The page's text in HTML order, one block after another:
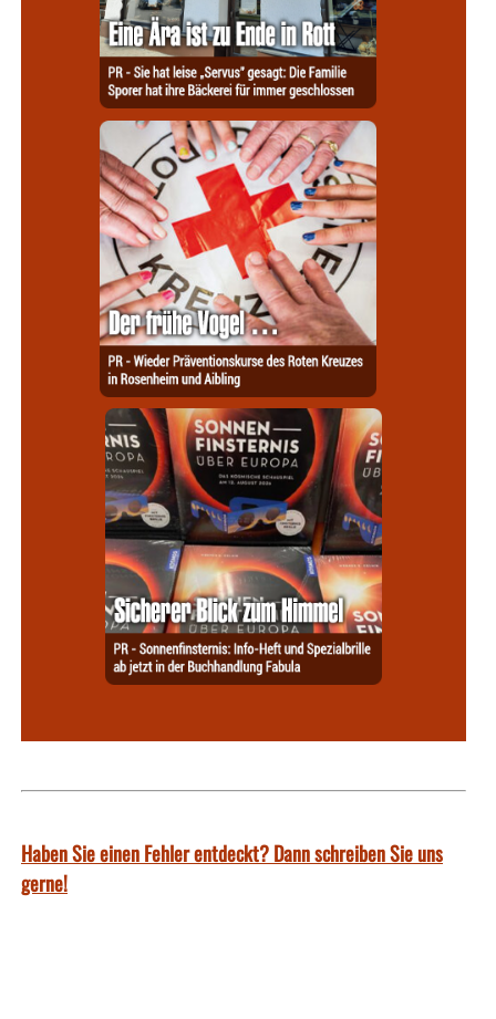
Haben Sie einen Fehler entdeckt? Dann schreiben Sie uns
gerne!